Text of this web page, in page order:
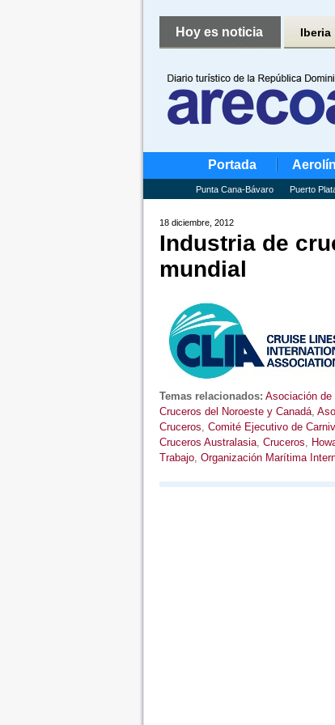
Hoy es noticia Iberia
Portada
Punta Cana-Bávaro Puerto
18 diciembre, 2012
Industria de
mundial
Temas relacionados: Asociación de
Cruceros del Noroeste y Canadá,
Cruceros, Comité Ejecutivo de
Cruceros Australasia, Cruceros,
Trabajo, Organización Marítima